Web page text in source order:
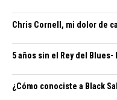
Chris Cornell, mi dolor de
5 años sin el Rey del Blues-
¿Cómo conociste a Black